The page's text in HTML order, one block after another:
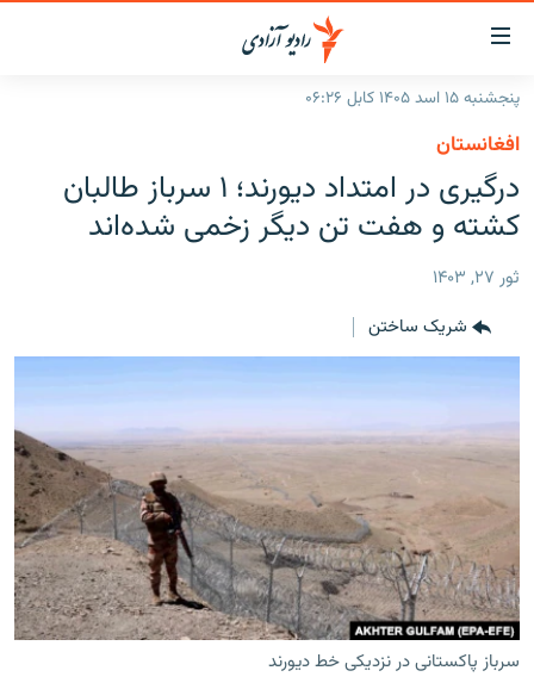
لینک‌های
قابل
دسترسی
به
متن
اصلی
بازگشت
منوی
مراجعه
به
جستجو
گزارش‌ها
افغانستان
جهان
خبرها
مصاحبه‌ها
برنامه‌ها
مجموعه تصویری
ورزش
بحران مهاجرت
'کووید-۱۹'
تماس
صفحه پشتو
Azadi English
پنجشنبه ۱۵ اسد ۱۴۰۵ کابل ۰۶:۲۶
افغانستان
درگیری در امتداد دیورند؛ ۱ سرباز طالبان
کشته و هفت تن دیگر زخمی شده‌اند
ثور ۲۷, ۱۴۰۳
شریک ساختن
سرباز پاکستانی در نزدیکی خط دیورند